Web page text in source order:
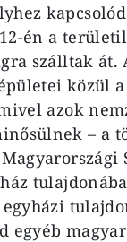
én a
szálltak át.
közül
azok
– a
egyéb